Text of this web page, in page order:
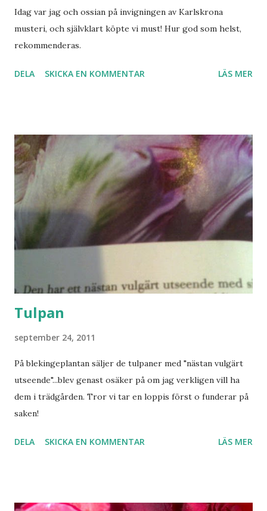
Idag var jag och ossian på invigningen av Karlskrona
musteri, och självklart köpte vi must! Hur god som helst,
rekommenderas.
DELA SKICKA EN KOMMENTAR LÄS MER
Tulpan
september 24, 2011
På blekingeplantan säljer de tulpaner med "nästan vulgärt
utseende"...blev genast osäker på om jag verkligen vill ha
dem i trädgården. Tror vi tar en loppis först o funderar på
saken!
DELA SKICKA EN KOMMENTAR LÄS MER